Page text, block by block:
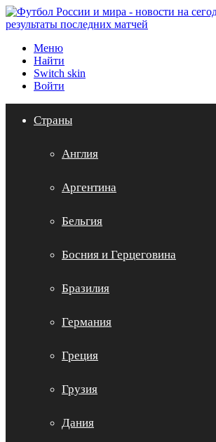
Меню
Найти
Switch skin
Войти
Страны
Англия
Аргентина
Бельгия
Босния и Герцеговина
Бразилия
Германия
Греция
Грузия
Дания